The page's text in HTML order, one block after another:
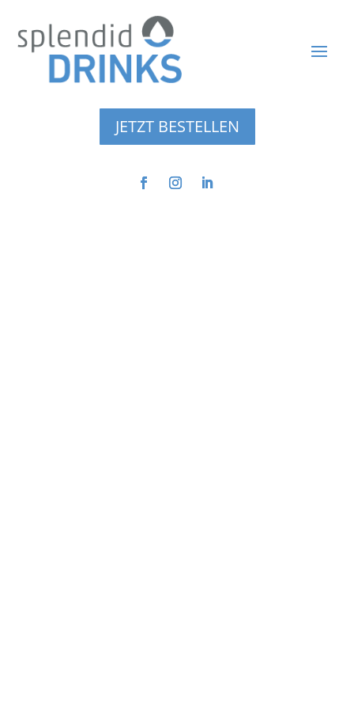
JETZT BESTELLEN